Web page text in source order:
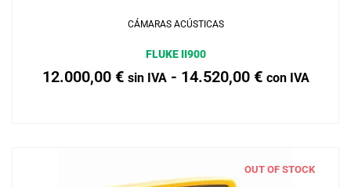
CÁMARAS ACÚSTICAS
FLUKE II900
12.000,00 € sin IVA- 14.520,00 € con IVA
OUT OF STOCK